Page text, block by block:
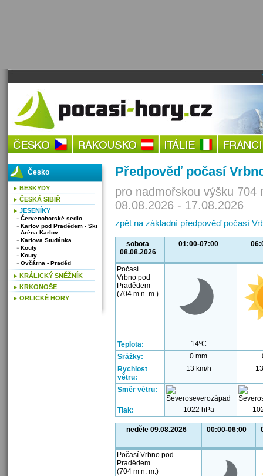
Předpověď počasí
pro nadmořskou výšku 704
08.08.2026 - 17.08.2026
zpět na základní předpověď počasí
sobota
08.08.2026
01:00-07:00
Počasí
Vrbno pod
Pradědem
(704 m n. m.)
Teplota:
14ºC
Srážky:
0 mm
Rychlost
větru:
13 km/h
Směr větru:
Tlak: 1022 hPa
neděle 09.08.2026 00:00-06:00
Počasí Vrbno pod
Pradědem
(704 m n. m.)
Česko
BESKYDY
ČESKÁ SIBIŘ
JESENÍKY
Červenohorské sedlo
Karlov pod Pradědem - Ski
Aréna Karlov
Karlova Studánka
Kouty
Kouty
Ovčárna - Praděd
KRÁLICKÝ SNĚŽNÍK
KRKONOŠE
ORLICKÉ HORY